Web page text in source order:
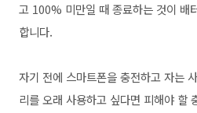
고 100% 미만일 때 종료하는 것이 배
합니다.
자기 전에 스마트폰을 충전하고 자는
리를 오래 사용하고 싶다면 피해야 할